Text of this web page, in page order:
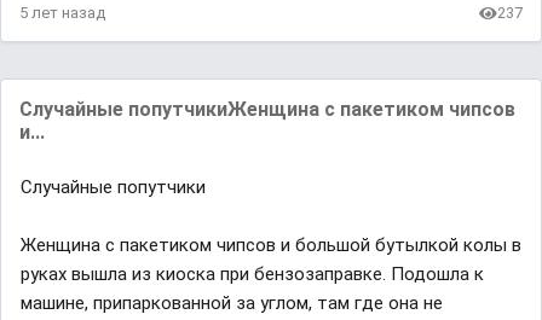
5 лет назад 237
Случайные попутчикиЖенщина с пакетиком чипсов
и...
Случайные попутчики
Женщина с пакетиком чипсов и большой бутылкой колы в
руках вышла из киоска при бензозаправке. Подошла к
машине, припаркованной за углом, там где она не